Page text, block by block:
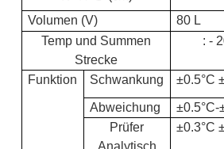
Volumen (V) 80 L
Temp und Summen
Strecke
: -
Funktion
Schwankung ±0.5°C
Abweichung
±0.5°C-
Prüfer
±0.3°C